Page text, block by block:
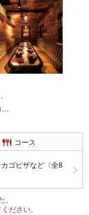
…
コース
ゴピザなど〈全8
ださい。